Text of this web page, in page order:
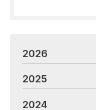
2026
2025
2024